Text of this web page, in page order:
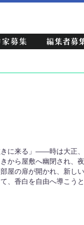
きに来る」――時は大正
から屋敷へ幽閉され、
屋の扉が開かれ、新
、香白を自由へ導こう